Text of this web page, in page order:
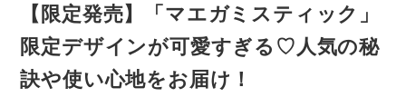
【限定発売】「マエガミスティック」
限定デザインが可愛すぎる♡人気の秘
訣や使い心地をお届け！